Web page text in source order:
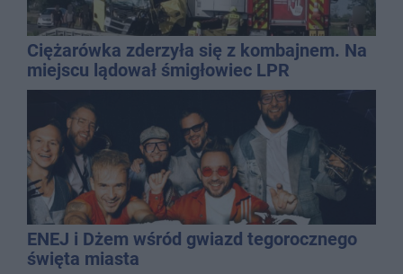
Ciężarówka zderzyła się z kombajnem. Na
miejscu lądował śmigłowiec LPR
ENEJ i Dżem wśród gwiazd tegorocznego
święta miasta